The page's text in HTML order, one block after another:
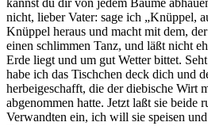
nicht, lieber Vater: sage ich „Knüppel,
Knüppel heraus und macht mit dem,
einen schlimmen Tanz, und läßt nicht
Erde liegt und um gut Wetter bittet.
habe ich das Tischchen deck dich und
herbeigeschafft, die der diebische Wirt
abgenommen hatte. Jetzt laßt sie beide
Verwandten ein, ich will sie speisen